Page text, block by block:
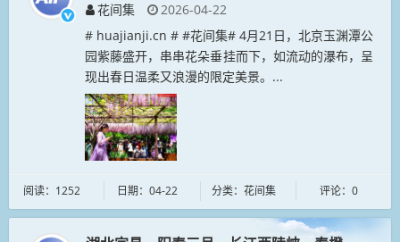
花间集
2026-04-22
# huajianji.cn # #花间集# 4月21日，北京玉渊潭公
园紫藤盛开，串串花朵垂挂而下，如流动的瀑布，呈
现出春日温柔又浪漫的限定美景。...
阅读：1252 日期：04-22 分类：花间集 评论：0